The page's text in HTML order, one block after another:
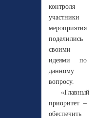
контроля
участники
мероприятия
поделились
своими
идеями по
данному
вопросу.
«Главный
приоритет –
обеспечить